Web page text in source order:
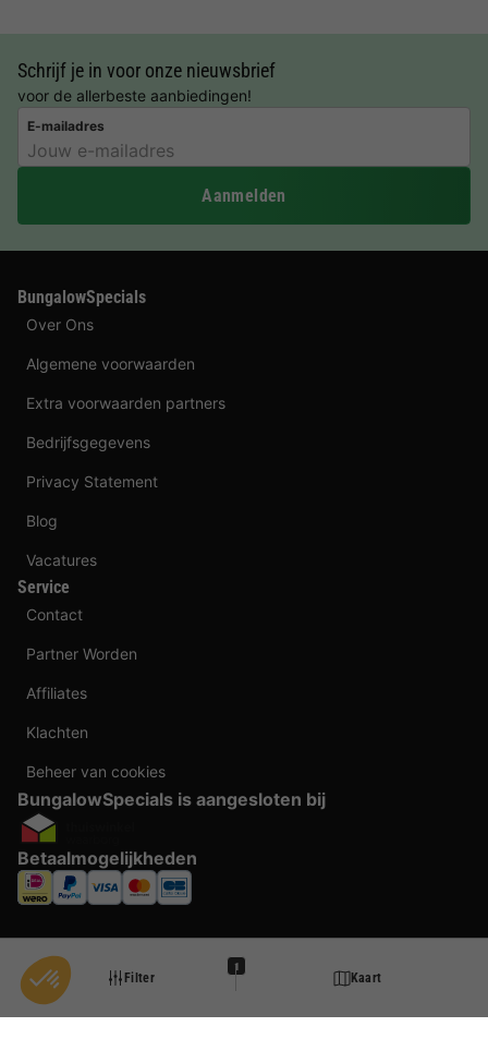
Filter
1
Kaart
Schrijf je in voor onze nieuwsbrief
voor de allerbeste aanbiedingen!
E-mailadres
Aanmelden
BungalowSpecials
Over Ons
Algemene voorwaarden
Extra voorwaarden partners
Bedrijfsgegevens
Privacy Statement
Blog
Vacatures
Service
Contact
Partner Worden
Affiliates
Klachten
Beheer van cookies
BungalowSpecials is aangesloten bij
Betaalmogelijkheden